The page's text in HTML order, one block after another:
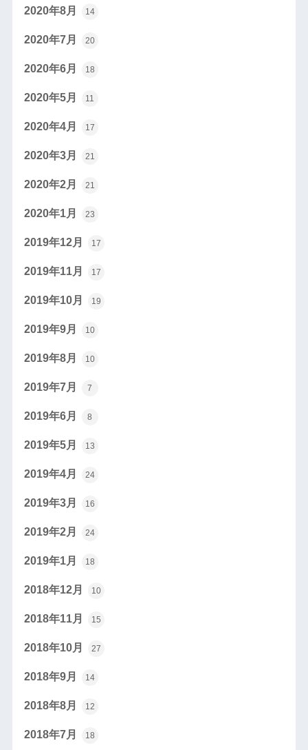
2020年8月 14
2020年7月 20
2020年6月 18
2020年5月 11
2020年4月 17
2020年3月 21
2020年2月 21
2020年1月 23
2019年12月 17
2019年11月 17
2019年10月 19
2019年9月 10
2019年8月 10
2019年7月 7
2019年6月 8
2019年5月 13
2019年4月 24
2019年3月 16
2019年2月 24
2019年1月 18
2018年12月 10
2018年11月 15
2018年10月 27
2018年9月 14
2018年8月 12
2018年7月 18